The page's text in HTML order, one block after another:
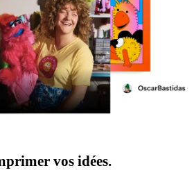
vos idées.